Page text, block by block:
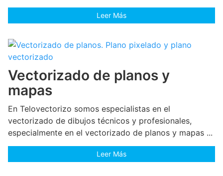
Leer Más
Vectorizado de planos y
mapas
En Telovectorizo somos especialistas en el
vectorizado de dibujos técnicos y profesionales,
especialmente en el vectorizado de planos y mapas ...
Leer Más